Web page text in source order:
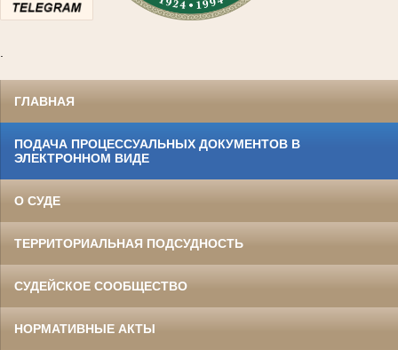
ГЛАВНАЯ
ПОДАЧА ПРОЦЕССУАЛЬНЫХ ДОКУМЕНТОВ В
ЭЛЕКТРОННОМ ВИДЕ
О СУДЕ
ТЕРРИТОРИАЛЬНАЯ ПОДСУДНОСТЬ
СУДЕЙСКОЕ СООБЩЕСТВО
НОРМАТИВНЫЕ АКТЫ